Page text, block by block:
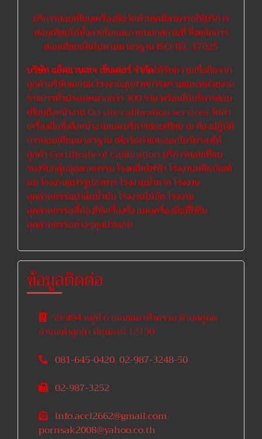
บริการสอบเทียบเครื่องมือวัดด้านเคมีสามารถให้บริการ
สอบเทียบได้ทั้งภายในและภายนอกสถานที่ ซึ่งหลักการ
สอบเทียบเป็นไปตามมาตรฐาน ISO/IEC 17025
บริษัท แอ็ดแวนเทจ เซ็นเตอร์ จำกัดได้รับความเชื่อถือจาก
ลูกค้าบริษัทเอกชน โรงงานอุตสาหกรรมรวมและหน่วยงาน
ราชการทั่วประเทศมากกว่า 300 ราย พร้อมให้บริการสอบ
เทียบถึงหน้างาน On site calibration services วัดค่า
เครื่องมือชั่งถึงหน้างานและบริการสอบเทียบ ณ ห้องปฏิบัติ
การสอบเทียบมาตรฐาน เพื่อวัดค่าและออกใบรับรองให้
ลูกค้า Certificate of Calibration บริการสอบเทียบ
รองรับกลุ่มอุตสาหกรรม โรงผลิตไฟฟ้า โรงงานผลิตภัณฑ์
นม โรงงานแปรรูปอาหาร โรงงานน้ำตาล โรงงาน
อุตสาหกรรมปาล์มน้ำมัน โรงงานไม้อัด โรงงาน
อุตสาหกรรมที่ต้องใช้เครื่องชั่ง และเครื่องมือที่ใช้ใน
อุตสาหกรรมต่างๆทุกประเภท
ข้อมูลติดต่อ
59/494 หมู่ที่ 6 ถนนเสมาฟ้าคราม ตำบลคูคต
อำเภอลำลูกกา ปทุมธานี 12130
081-645-0420,02-987-3248-50
02-987-3252
info.accl2662@gmail.com,
pornsak2008@yahoo.co.th